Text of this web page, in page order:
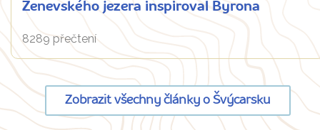
Ženevského jezera inspiroval Byrona
8289 přečtení
Zobrazit všechny články o Švýcarsku